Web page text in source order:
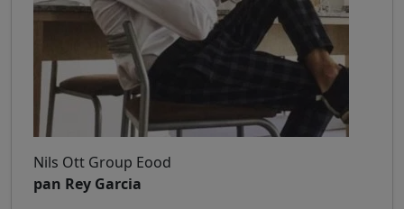
Nils Ott Group Eood
pan Rey Garcia